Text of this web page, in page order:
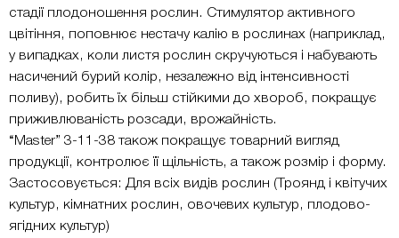
стадії плодоношення рослин. Стимулятор активного
цвітіння, поповнює нестачу калію в рослинах (наприклад,
у випадках, коли листя рослин скручуються і набувають
насичений бурий колір, незалежно від інтенсивності
поливу), робить їх більш стійкими до хвороб, покращує
приживлюваність розсади, врожайність.
“Master” 3-11-38 також покращує товарний вигляд
продукції, контролює її щільність, а також розмір і форму.
Застосовується: Для всіх видів рослин (Троянд і квітучих
культур, кімнатних рослин, овочевих культур, плодово-
ягідних культур)